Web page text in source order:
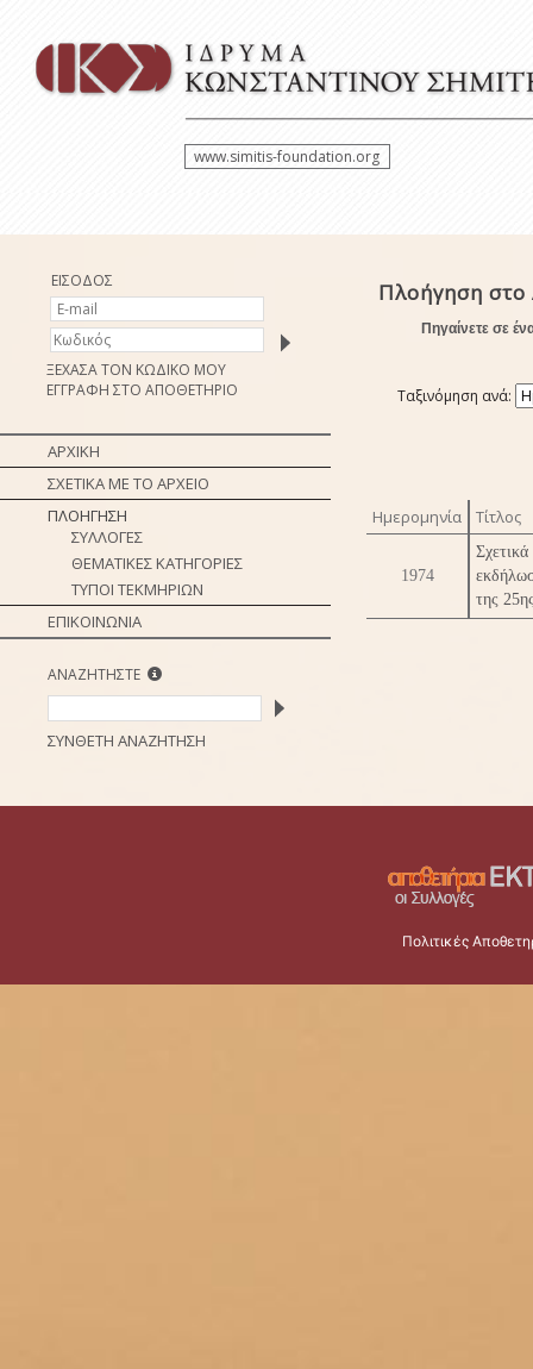
www.simitis-foundation.org
ΕΙΣΟΔΟΣ
ΞΕΧΑΣΑ ΤΟΝ ΚΩΔΙΚΟ ΜΟΥ
ΕΓΓΡΑΦΗ ΣΤΟ ΑΠΟΘΕΤΗΡΙΟ
ΑΡΧΙΚΗ
ΣΧΕΤΙΚΑ ΜΕ ΤΟ ΑΡΧΕΙΟ
ΠΛΟΗΓΗΣΗ
ΣΥΛΛΟΓΕΣ
ΘΕΜΑΤΙΚΕΣ ΚΑΤΗΓΟΡΙΕΣ
ΤΥΠΟΙ ΤΕΚΜΗΡΙΩΝ
ΕΠΙΚΟΙΝΩΝΙΑ
ΑΝΑΖΗΤΗΣΤΕ
ΣΥΝΘΕΤΗ ΑΝΑΖΗΤΗΣΗ
Πλοήγηση στο
Πηγαίνετε σε
Ταξινόμηση ανά:
Ημερομηνία Τίτλος
1974
της